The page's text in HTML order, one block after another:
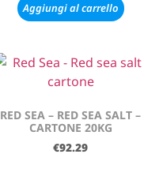
Aggiungi al carrello
RED SEA – RED SEA SALT –
CARTONE 20KG
€92.29